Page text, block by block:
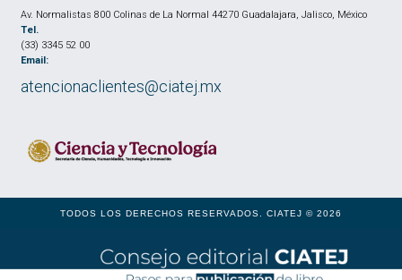
Av. Normalistas 800 Colinas de La Normal 44270 Guadalajara, Jalisco, México
Tel.
(33) 3345 52 00
Email:
atencionaclientes@ciatej.mx
TODOS LOS DERECHOS RESERVADOS. CIATEJ © 2026